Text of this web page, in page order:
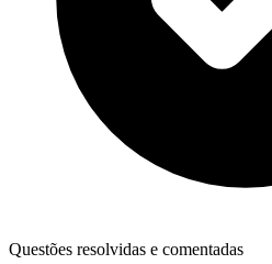
Questões resolvidas e comentadas